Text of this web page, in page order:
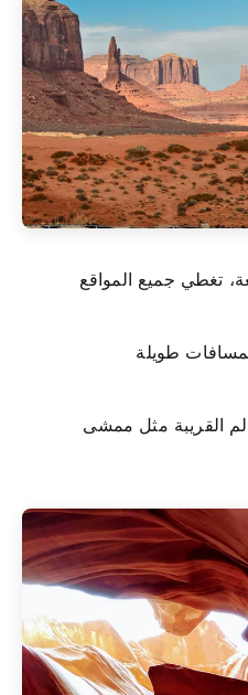
سريعة، تغطي جميع المواقع
لمسافات طويلة
القريبة مثل ممشى